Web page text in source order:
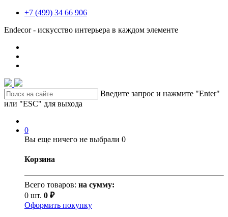
+7 (499) 34 66 906
Endecor - искусство интерьера в каждом элементе
Введите запрос и нажмите "Enter"
или "ESC" для выхода
0
Вы еще ничего не выбрали 0
Корзина
Всего товаров: на сумму:
0 шт. 0 ₽
Оформить покупку